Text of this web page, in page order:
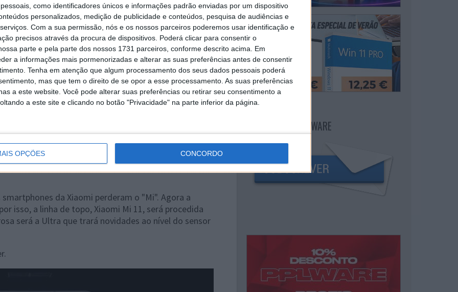
como identificadores únicos e informações padrão enviadas por um dispositivo
personalizados, medição de publicidade e conteúdos, pesquisa de audiências e
Com a sua permissão, nós e os nossos parceiros poderemos usar identificação e
precisos através da procura de dispositivos. Poderá clicar para consentir o
parte e pela parte dos nossos 1731 parceiros, conforme descrito acima. Em
a informações mais pormenorizadas e alterar as suas preferências antes de consentir
Tenha em atenção que algum processamento dos seus dados pessoais poderá
mas que tem o direito de se opor a esse processamento. As suas preferências
a este website. Você pode alterar suas preferências ou retirar seu consentimento a
a este site e clicando no botão "Privacidade" na parte inferior da página.
OPÇÕES CONCORDO
fotográfico que desafiará o zoom
da Xiaomi perderam o "Mi". Agora a
isso, a linha de topo, Xiaomi Mi 11, será procedida
será a Ultra que trará novidades ao nível do sensor
NEWSLETTER PPLWARE